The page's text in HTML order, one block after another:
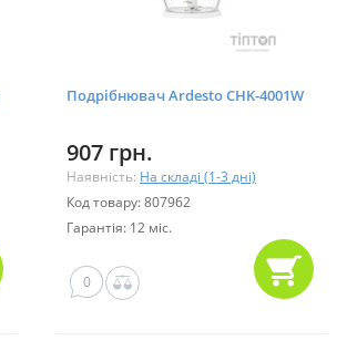
Подрібнювач Ardesto CHK-4001W
907 грн.
Наявність: На складі (1-3 дні)
Код товару: 807962
Гарантія: 12 міс.
0